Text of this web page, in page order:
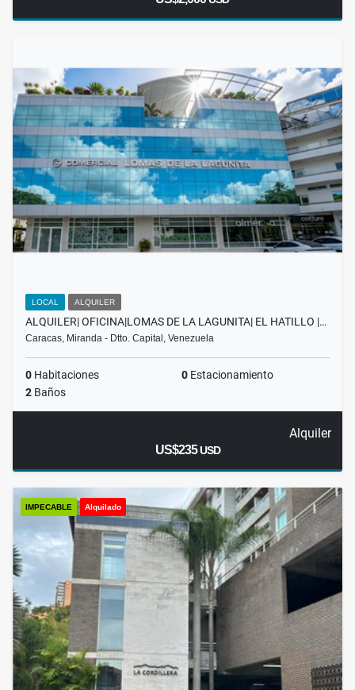
LOCAL ALQUILER
ALQUILER| OFICINA|LOMAS DE LA LAGUNITA| EL HATILLO |…
Caracas, Miranda - Dtto. Capital, Venezuela
0 Habitaciones 0 Estacionamiento
2 Baños
Alquiler
US$235USD
IMPECABLE Alquilado